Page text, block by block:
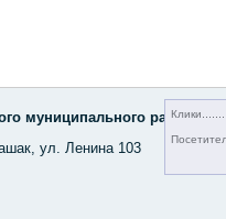
муниципального района,
ул. Ленина 103
Клики